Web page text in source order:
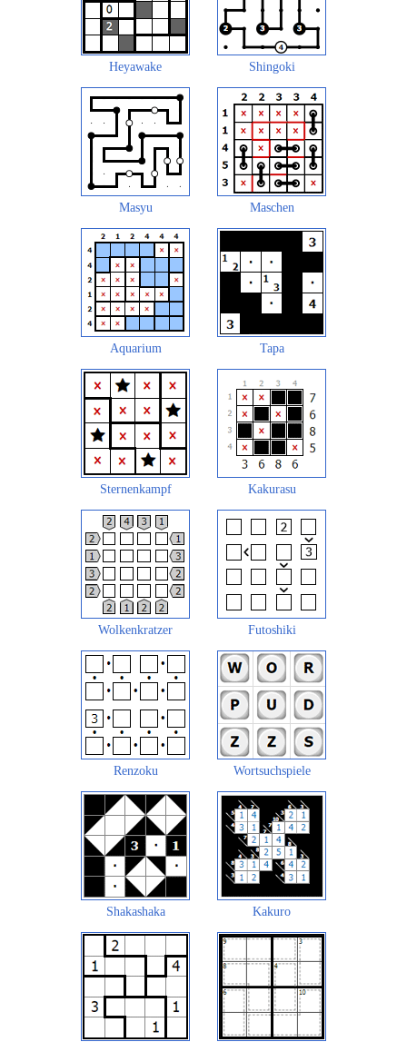
Heyawake Shingoki
Masyu Maschen
Aquarium Tapa
Sternenkampf Kakurasu
Wolkenkratzer Futoshiki
Renzoku Wortsuchspiele
Shakashaka Kakuro